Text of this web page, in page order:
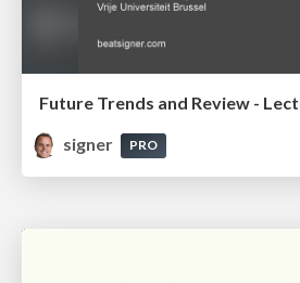
signer
PRO